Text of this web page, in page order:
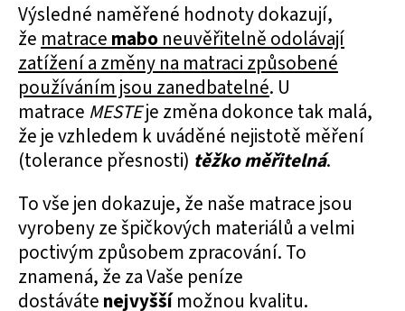
Výsledné naměřené hodnoty dokazují,
že matrace mabo neuvěřitelně odolávají
zatížení a změny na matraci způsobené
používáním jsou zanedbatelné. U
matrace MESTEje změna dokonce tak malá,
že je vzhledem k uváděné nejistotě měření
(tolerance přesnosti) těžko měřitelná.
To vše jen dokazuje, že naše matrace jsou
vyrobeny ze špičkových materiálů a velmi
poctivým způsobem zpracování. To
znamená, že za Vaše peníze
dostáváte nejvyšší možnou kvalitu.